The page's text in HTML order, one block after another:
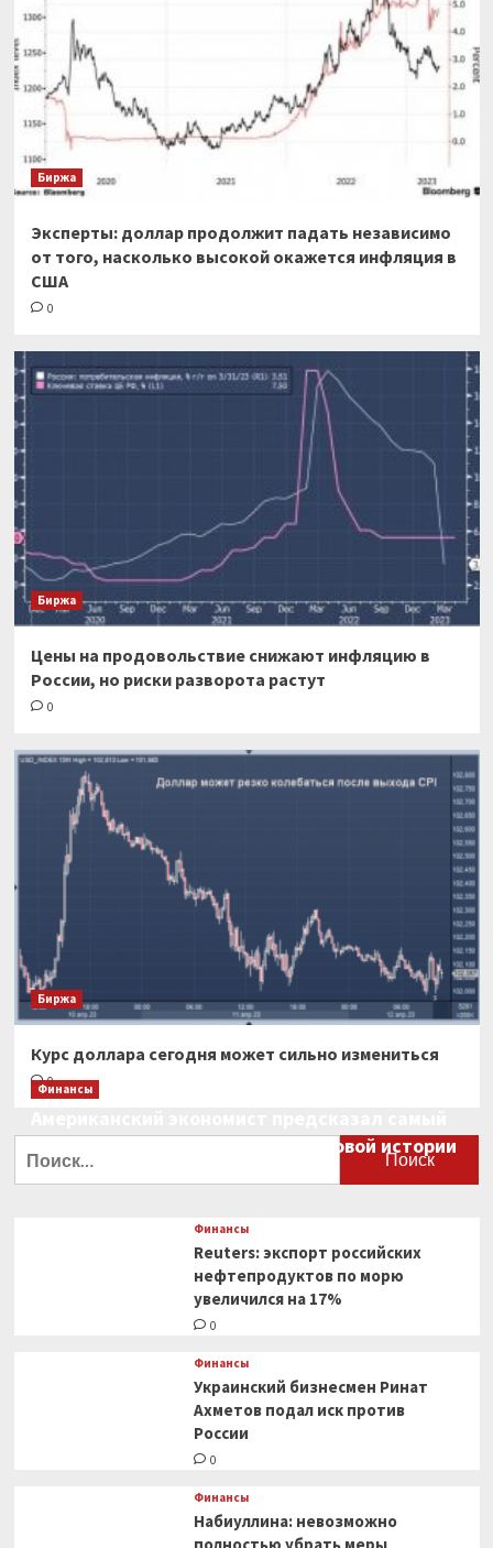
Биржа
Эксперты: доллар продолжит падать независимо
от того, насколько высокой окажется инфляция в
США
0
Биржа
Цены на продовольствие снижают инфляцию в
России, но риски разворота растут
0
Биржа
Курс доллара сегодня может сильно измениться
0
Финансы
большой финансовый крах в мировой истории
Финансы
Reuters: экспорт российских
нефтепродуктов по морю
увеличился на 17%
0
Финансы
Украинский бизнесмен Ринат
Ахметов подал иск против
России
0
Финансы
Набиуллина: невозможно
полностью убрать меры